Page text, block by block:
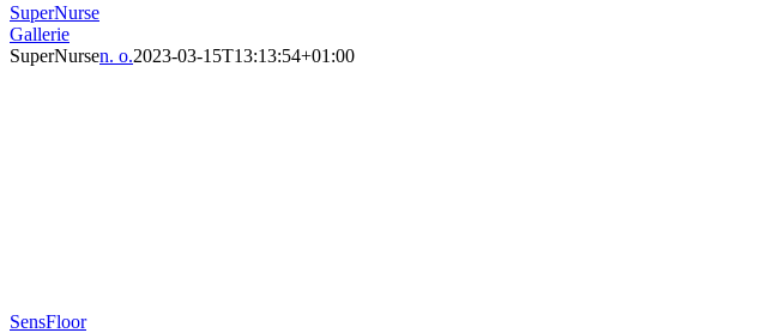
SuperNurse
Gallerie
SuperNursen. o.2023-03-15T13:13:54+01:00
SensFloor